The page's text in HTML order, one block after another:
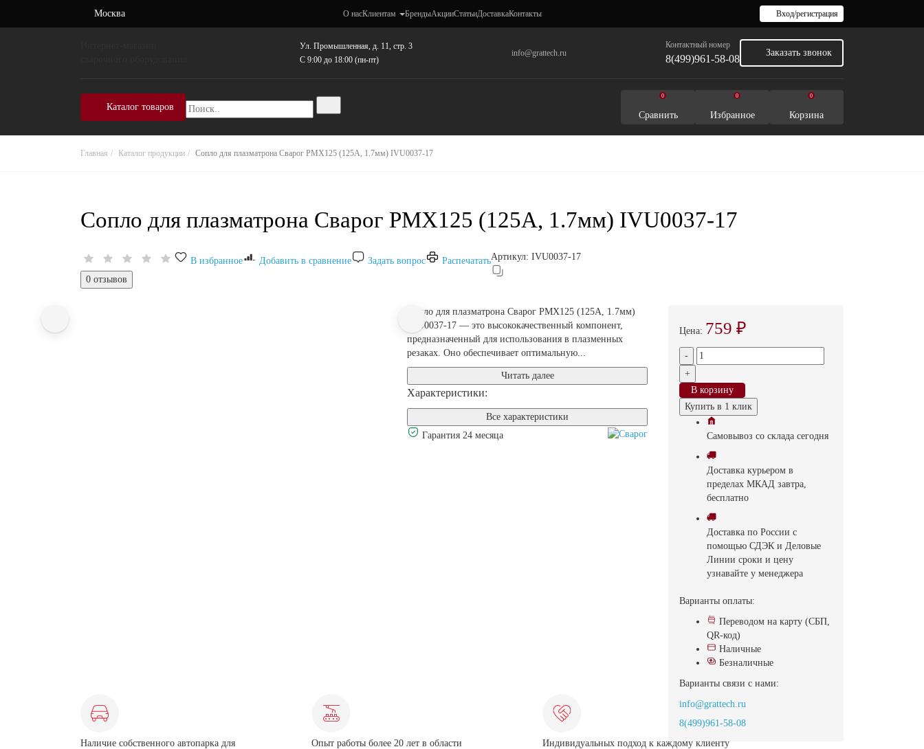
Москва О насКлиентам БрендыАкцииСтатьиДоставкаКонтакты Вход/регистрация
Ул. Промышленная, д. 11, стр. 3
C 9:00 до 18:00 (пн-пт)
info@grattech.ru
Контактный номер
8(499)961-58-08
Заказать звонок
Каталог товаров
0
Сравнить
0
Избранное
0
Корзина
Главная Каталог продукции Сопло для плазматрона Сварог PMX125 (125А, 1.7мм) IVU0037-17
Сопло для плазматрона Сварог PMX125 (125А, 1.7мм) IVU0037-17
0 отзывов
В избранное Добавить в сравнение Задать вопрос РаспечататьАртикул: IVU0037-17
Цена: 759 ₽
-
+
В корзину
Купить в 1 клик
Самовывоз со склада cегодня
Доставка курьером в
пределах МКАД завтра,
бесплатно
Доставка по России с
помощью СДЭК и Деловые
Линии сроки и цену
узнавайте у менеджера
Варианты оплаты:
Переводом на карту (СБП,
QR-код)
Наличные
Безналичные
Варианты связи с нами:
info@grattech.ru
8(499)961-58-08
Сопло для плазматрона Сварог PMX125 (125А, 1.7мм)
IVU0037-17 — это высококачественный компонент,
предназначенный для использования в плазменных
резаках. Оно обеспечивает оптимальную...
Читать далее
Характеристики:
Все характеристики
Гарантия 24 месяца
Наличие собственного автопарка для
Опыт работы более 20 лет в области
Индивидуальных подход к каждому клиенту